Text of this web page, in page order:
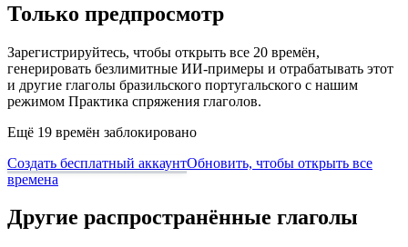
Только предпросмотр
Зарегистрируйтесь, чтобы открыть все 20 времён,
генерировать безлимитные ИИ-примеры и отрабатывать этот
и другие глаголы бразильского португальского с нашим
режимом Практика спряжения глаголов.
Ещё 19 времён заблокировано
Создать бесплатный аккаунтОбновить, чтобы открыть все
времена
Другие распространённые глаголы